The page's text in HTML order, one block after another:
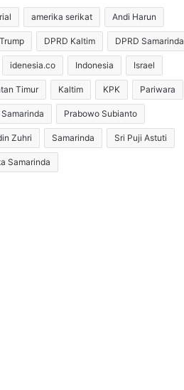
amerika serikat Andi Harun
DPRD Kaltim DPRD Samarinda
idenesia.co Indonesia Israel
Timur Kaltim KPK Pariwara
Prabowo Subianto
Zuhri Samarinda Sri Puji Astuti
Samarinda